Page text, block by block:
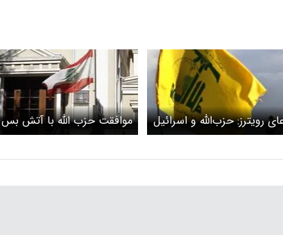
رویترز: حزب‌الله و اسرائیل
آتش‌بس موافقت کرده‌اند
موافقت حزب الله با آتش بس
لبنان